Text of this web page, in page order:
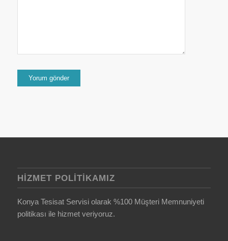
HIZMET POLITIKAMIZ
Konya Tesisat Servisi olarak %100 Müşteri Memnuniyeti
politikası ile hizmet veriyoruz.